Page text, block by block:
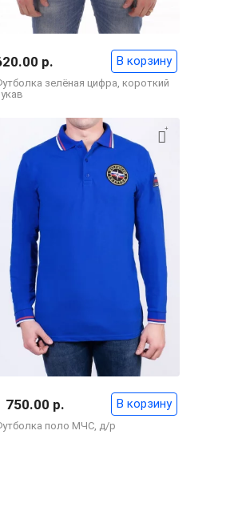
зелёная цифра, короткий
р. В корзину
поло МЧС, д/р
750.00 р. В корзину